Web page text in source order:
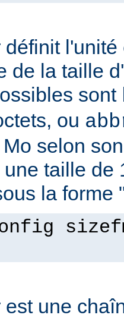
définit
de la taille
sont
ou
selon
taille de
la forme
est une